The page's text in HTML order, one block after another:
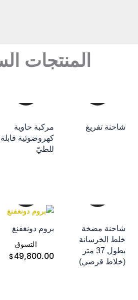
المنتجات
تفريغ
التسوق
مركبة حاوية
كهروضوئية قابلة
للطيّ
إضافة إلى سلة
التسوق
مضخة
الخرسانة
بطول 37 متر
قرصي)
إضافة إلى سلة
التسوق
بروم دونغفنغ
$49,800.00
إضافة إلى سلة
التسوق